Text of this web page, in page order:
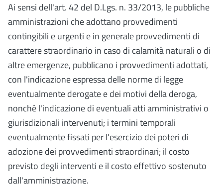
Ai sensi dell'art. 42 del D.Lgs. n. 33/2013, le pubbliche
amministrazioni che adottano provvedimenti
contingibili e urgenti e in generale provvedimenti di
carattere straordinario in caso di calamità naturali o di
altre emergenze, pubblicano i provvedimenti adottati,
con l'indicazione espressa delle norme di legge
eventualmente derogate e dei motivi della deroga,
nonchè l'indicazione di eventuali atti amministrativi o
giurisdizionali intervenuti; i termini temporali
eventualmente fissati per l'esercizio dei poteri di
adozione dei provvedimenti straordinari; il costo
previsto degli interventi e il costo effettivo sostenuto
dall'amministrazione.